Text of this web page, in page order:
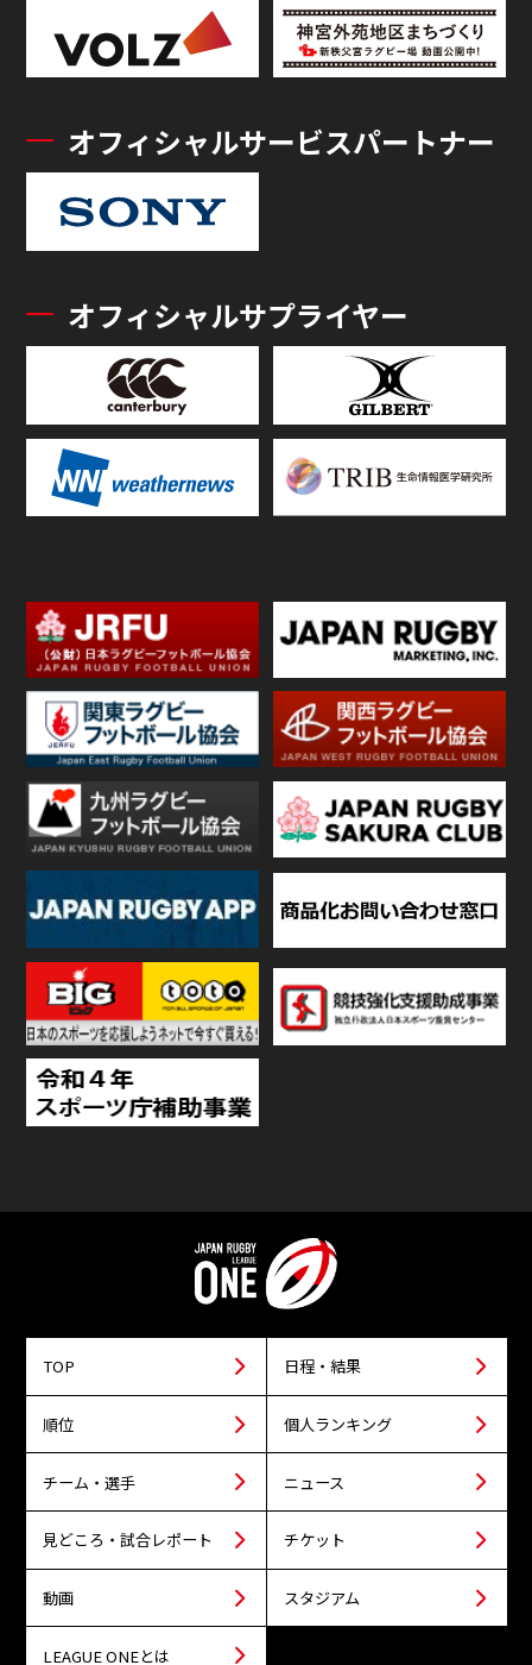
オフィシャルサービスパートナー
オフィシャルサプライヤー
TOP 日程・結果
順位 個人ランキング
チーム・選手 ニュース
見どころ・試合レポート チケット
動画 スタジアム
LEAGUE ONEとは